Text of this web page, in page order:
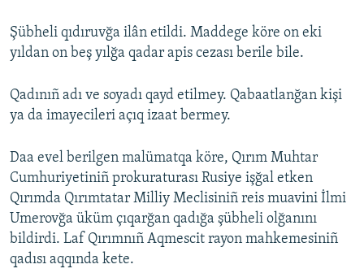
Şübheli qıdıruvğa ilân etildi. Maddege köre on eki
yıldan on beş yılğa qadar apis cezası berile bile.
Qadınıñ adı ve soyadı qayd etilmey. Qabaatlanğan kişi
ya da imayecileri açıq izaat bermey.
Daa evel berilgen malümatqa köre, Qırım Muhtar
Cumhuriyetiniñ prokuraturası Rusiye işğal etken
Qırımda Qırımtatar Milliy Meclisiniñ reis muavini İlmi
Umerovğa üküm çıqarğan qadığa şübheli olğanını
bildirdi. Laf Qırımnıñ Aqmescit rayon mahkemesiniñ
qadısı aqqında kete.